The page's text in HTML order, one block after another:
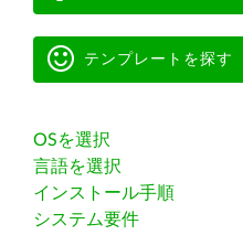
テンプレートを探す
OSを選択
言語を選択
インストール手順
システム要件